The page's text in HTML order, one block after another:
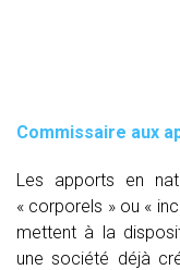
Commissaire aux
Les apports en
« corporels » ou «
mettent à la
une société déjà